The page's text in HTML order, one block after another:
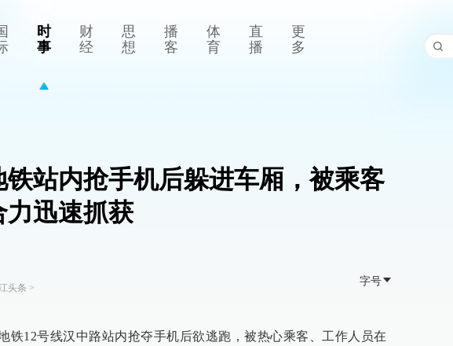
时
事
财
经
思
想
播
客
体
育
直
播
更
多
铁站内抢手机后躲进车厢，被乘客
力迅速抓获
头条 >
字号
铁12号线汉中路站内抢夺手机后欲逃跑，被热心乘客、工作人员在